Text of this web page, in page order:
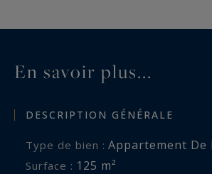
En savoir plus...
DESCRIPTION GÉNÉRALE
Type de bien : Appartement De
Surface : 125 m²